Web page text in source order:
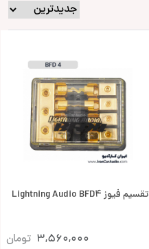
تقسیم فیوز Lightning Audio BFD4
3,560,000 تومان